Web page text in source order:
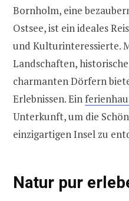
Bornholm, eine
Ostsee, ist ein ideales
und Kulturinteressierte.
Landschaften,
charmanten Dörfern
Erlebnissen. Ein
Unterkunft, um die
einzigartigen Insel zu
Natur pur